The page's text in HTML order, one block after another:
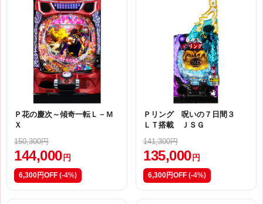
Ｐ花の慶次～傾奇一転Ｌ－Ｍ
Ｘ
150,300円
144,000 円
6,300円OFF (-4%)
Ｐリング 呪いの７日間３
ＬＴ搭載 ＪＳＧ
141,300円
135,000 円
6,300円OFF (-4%)